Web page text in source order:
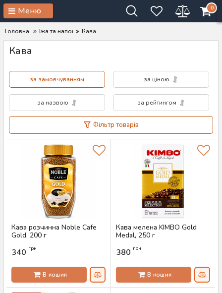
Меню 0
Головна Їжа та напої Кава
Кава
за замовчуванням за ціною
за назвою за рейтингом
Фільтр товарів
Кава розчинна Noble Cafe
Gold, 200 г
340 грн
В кошик
Кава мелена KIMBO Gold
Medal, 250 г
380 грн
В кошик